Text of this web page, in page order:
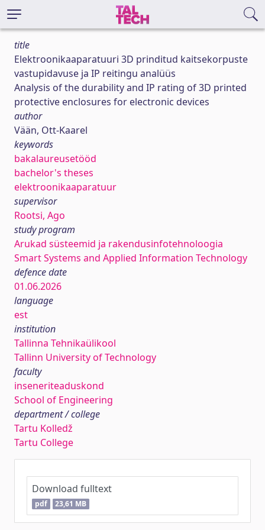
title
Elektroonikaaparatuuri 3D prinditud kaitsekorpuste
vastupidavuse ja IP reitingu analüüs
Analysis of the durability and IP rating of 3D printed
protective enclosures for electronic devices
author
Vään, Ott-Kaarel
keywords
bakalaureusetööd
bachelor's theses
elektroonikaaparatuur
supervisor
Rootsi, Ago
study program
Arukad süsteemid ja rakendusinfotehnoloogia
Smart Systems and Applied Information Technology
defence date
01.06.2026
language
est
institution
Tallinna Tehnikaülikool
Tallinn University of Technology
faculty
inseneriteaduskond
School of Engineering
department / college
Tartu Kolledž
Tartu College
Download fulltext
pdf 23,61 MB